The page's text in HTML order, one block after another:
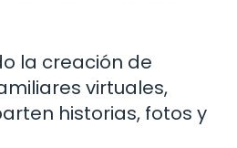
la creación de
virtuales,
historias, fotos y